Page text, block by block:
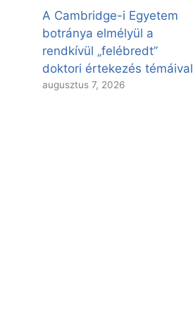
A Cambridge-i Egyetem
botránya elmélyül a
rendkívül „felébredt”
doktori értekezés témáival
augusztus 7, 2026